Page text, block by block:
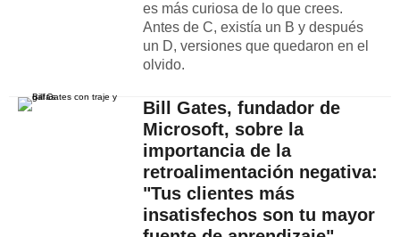
es más curiosa de lo que crees.
Antes de C, existía un B y después
un D, versiones que quedaron en el
olvido.
Bill Gates, fundador de
Microsoft, sobre la
importancia de la
retroalimentación negativa:
"Tus clientes más
insatisfechos son tu mayor